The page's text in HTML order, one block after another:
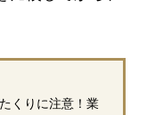
くりに注意！業